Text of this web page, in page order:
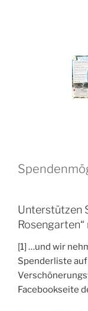
Unterstützen
[1] …und wir
Spenderliste
Facebookseite